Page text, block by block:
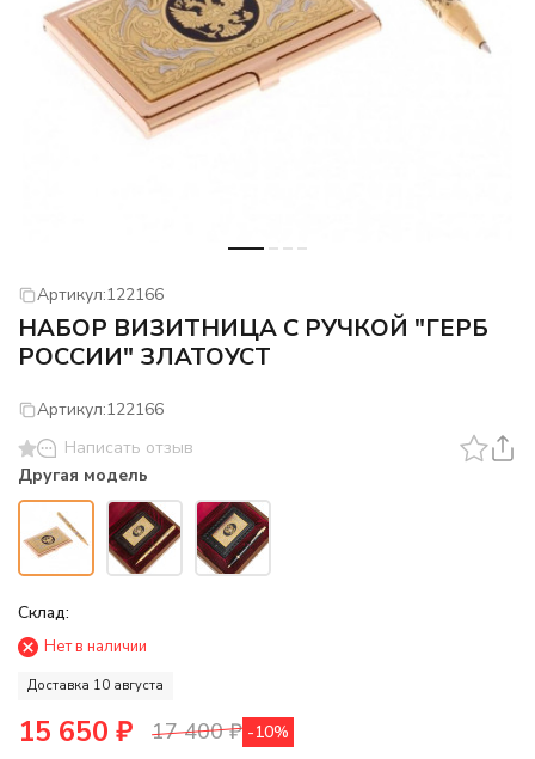
Артикул:122166
НАБОР ВИЗИТНИЦА С РУЧКОЙ "ГЕРБ
РОССИИ" ЗЛАТОУСТ
Артикул:122166
Написать отзыв
Другая модель
Склад:
Нет в наличии
Доставка 10 августа
15 650 ₽ 17 400₽ -10%